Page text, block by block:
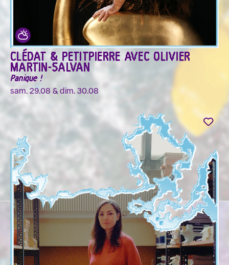
CLÉDAT & PETITPIERRE AVEC OLIVIER
MARTIN-SALVAN
Panique !
sam. 29.08 & dim. 30.08